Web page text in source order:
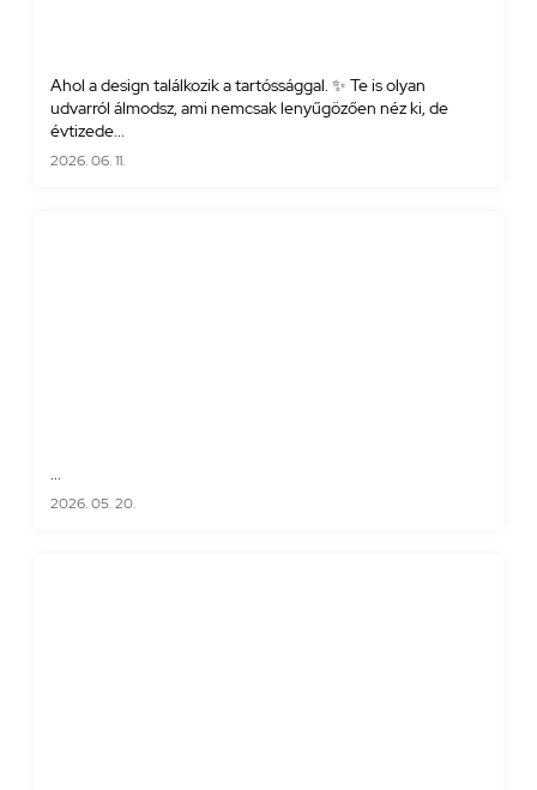
Ahol a design találkozik a tartóssággal. ✨ Te is olyan
udvarról álmodsz, ami nemcsak lenyűgözően néz ki, de
évtizede...
2026. 06. 11.
...
2026. 05. 20.